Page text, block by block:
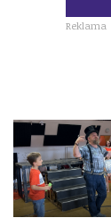
Reklama